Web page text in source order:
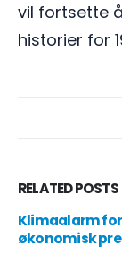
vil fortsette
historier for
RELATEDPOSTS
Klimaalarm
økonomisk